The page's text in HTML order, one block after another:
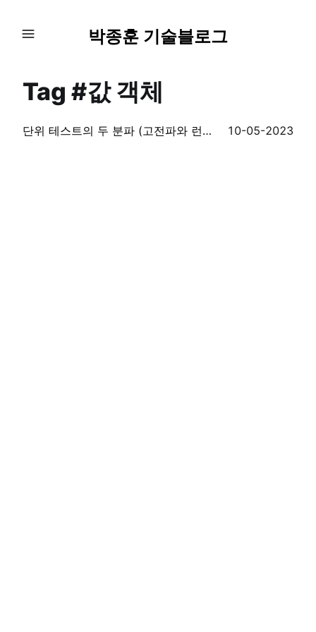
박종훈 기술블로그
Tag #값 객체
단위 테스트의 두 분파 (고전파와 런던파) 10-05-2023